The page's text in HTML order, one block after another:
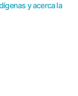
y acerca la